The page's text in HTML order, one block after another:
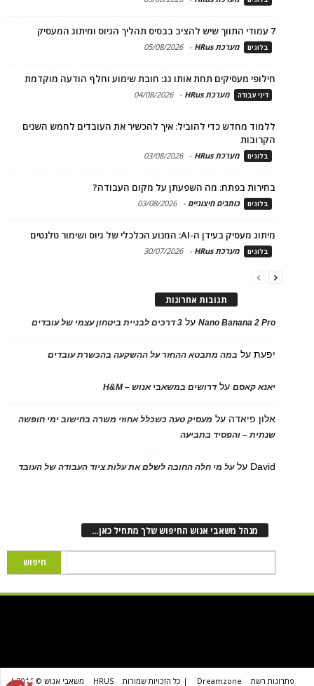
7 עמודי התווך שיש להציב בבסיס תהליך הגיוס ומיתוג המעסיק
בלוגים מערכת HRus -
05/08/2026
חילופי מעסיקים תחת אותו גג: חובת שימוע וחלף הודעה מוקדמת
דיני עבודה מערכת HRus -
04/08/2026
ללמוד מחדש כדי להוביל: איך להכשיר את העובדים לחמש השנים
הקרובות
בלוגים מערכת HRus -
03/08/2026
בחירות בפתח: מה השפעתן על מקום העבודה?
בלוגים כותבים חיצוניים -
03/08/2026
מיתוג מעסיק בעידן ה-AI: המנוע הכלכלי של גיוס ושימור טלנטים
בלוגים מערכת HRus -
30/07/2026
תגובות אחרונות
Nano Banana 2 Proעל 3 דרכים לבניית ביטחון עצמי של עובדים
יפעתעל במה מתבטא ההחזר על ההשקעה בהכשרת עובדים
יאנא קאסםעלדרושים במשאבי אנוש – H&M
אלון פיאדה על מעסיק טעה כשכלל אחוזי משרה בחישוב ימי חופשה
שנתית – והפסיד בתביעה
David עלעל מי חלה החובה לשלם את עלות ציוד העבודה של העובד
מנהל משאבי אנוש החיפוש שלך מתחיל כאן…
פתרונות רשת Dreamzone | כל הזכויות שמורות HRUS משאבי אנוש © 2016 |